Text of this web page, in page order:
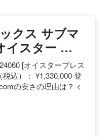
クス サブマ
イスター …
[オイスターブレス
込）： ¥1,330,000 登
の安さの理由は？ <